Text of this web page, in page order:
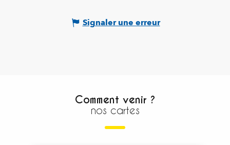
Signaler une erreur
Comment venir ?
nos cartes